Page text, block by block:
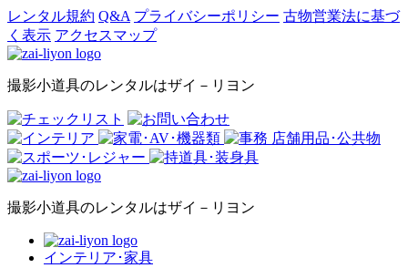
レンタル規約 Q&A プライバシーポリシー 古物営業法に基づ
く表示 アクセスマップ
撮影小道具のレンタルはザイ－リヨン
撮影小道具のレンタルはザイ－リヨン
インテリア･家具